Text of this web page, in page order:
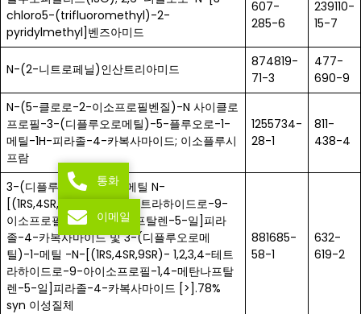
chloro5-(trifluoromethyl)-2-
pyridylmethyl]벤즈아미드
607-
285-6
239110-
15-7
N-(2-니트로페닐)인산트리아미드
874819-
71-3
477-
690-9
N-(5-클로로-2-이소프로필벤질)-N 사이클로
프로필-3-(디플루오로메틸)-5-플루오로-1-
메틸-1H-피라졸-4-카복사마이드; 이소플루시
프람
1255734-
28-1
811-
438-4
3-(디플루오로메틸)-1-메틸 N-
[(1RS,4SR,9RS)-1,2,3,4-테트라하이드로-9-
이소프로필-1,4-메탄노나프탈렌-5-일]피라
졸-4-카복사마이드 및 3-(디플루오로메
틸)-1-메틸 -N-[(1RS,4SR,9SR)- 1,2,3,4-테트
라하이드로-9-아이소프로필-1,4-메탄나프탈
렌-5-일]피라졸-4-카복사마이드 [>].78%
syn 이성질체
881685-
58-1
632-
619-2
통화
이메일